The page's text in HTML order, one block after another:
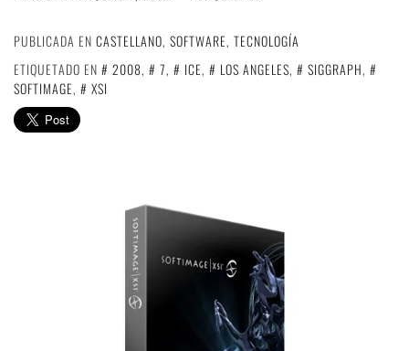
PUBLICADA EN CASTELLANO, SOFTWARE, TECNOLOGÍA
ETIQUETADO EN
2008, 7, ICE, LOS ANGELES, SIGGRAPH,
SOFTIMAGE, XSI